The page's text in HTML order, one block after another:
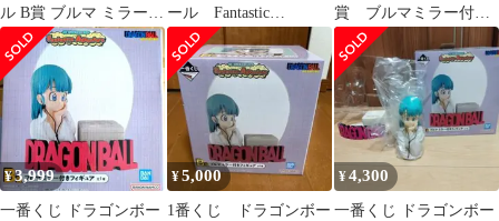
ル B賞 ブルマ ミラー付
きフィギュア
ール Fantastic
Adventure B賞 ブル
マ
賞 ブルマミラー付き
フィギュア ドラゴン
ボール 一番くじ
¥3,999
一番くじ ドラゴンボー
¥5,000
1番くじ ドラゴンボー
¥4,300
一番くじ ドラゴンボー